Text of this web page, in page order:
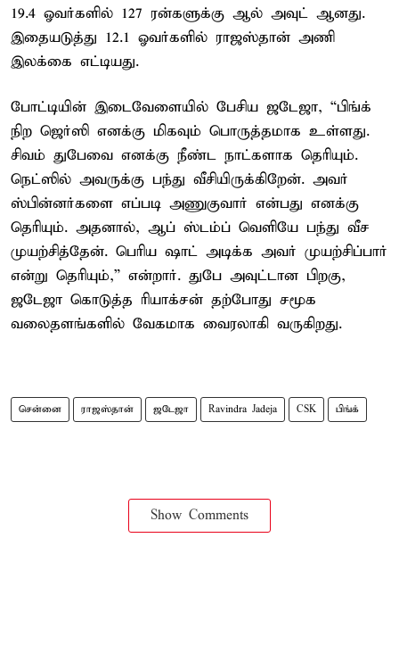
19.4 ஓவர்களில் 127 ரன்களுக்கு ஆல் அவுட் ஆனது.
இதையடுத்து 12.1 ஓவர்களில் ராஜஸ்தான் அணி
இலக்கை எட்டியது.
போட்டியின் இடைவேளையில் பேசிய ஜடேஜா, “பிங்க்
நிற ஜெர்ஸி எனக்கு மிகவும் பொருத்தமாக உள்ளது.
சிவம் துபேவை எனக்கு நீண்ட நாட்களாக தெரியும்.
நெட்ஸில் அவருக்கு பந்து வீசியிருக்கிறேன். அவர்
ஸ்பின்னர்களை எப்படி அணுகுவார் என்பது எனக்கு
தெரியும். அதனால், ஆப் ஸ்டம்ப் வெளியே பந்து வீச
முயற்சித்தேன். பெரிய ஷாட் அடிக்க அவர் முயற்சிப்பார்
என்று தெரியும்,” என்றார். துபே அவுட்டான பிறகு,
ஜடேஜா கொடுத்த ரியாக்சன் தற்போது சமூக
வலைதளங்களில் வேகமாக வைரலாகி வருகிறது.
சென்னை ராஜஸ்தான் ஜடேஜா Ravindra Jadeja CSK பிங்க்
Show Comments